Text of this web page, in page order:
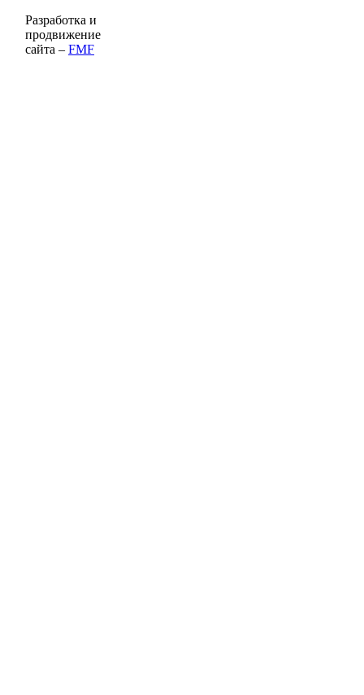
Разработка и
продвижение
сайта – FMF